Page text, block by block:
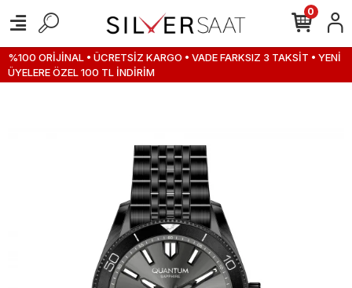
%100 ORİJİNAL • ÜCRETSİZ KARGO • VADE FARKSIZ 3 TAKSİT • YENİ
ÜYELERE ÖZEL 100 TL İNDİRİM
0